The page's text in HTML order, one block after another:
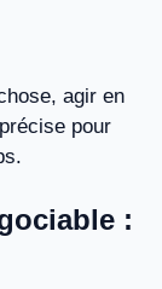
agir en
pour
: